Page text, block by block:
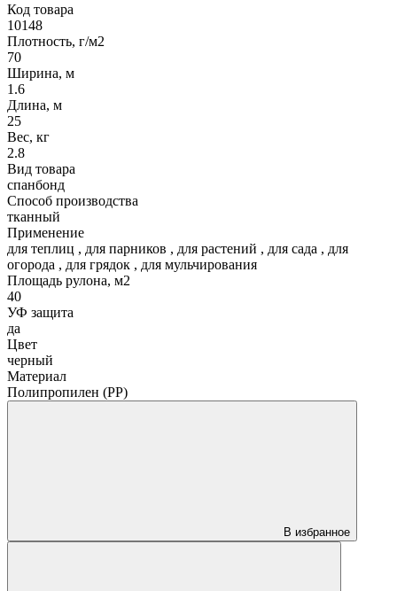
Код товара
10148
Плотность, г/м2
70
Ширина, м
1.6
Длина, м
25
Вес, кг
2.8
Вид товара
спанбонд
Способ производства
тканный
Применение
для теплиц , для парников , для растений , для сада , для
огорода , для грядок , для мульчирования
Площадь рулона, м2
40
УФ защита
да
Цвет
черный
Материал
Полипропилен (РР)
В избранное